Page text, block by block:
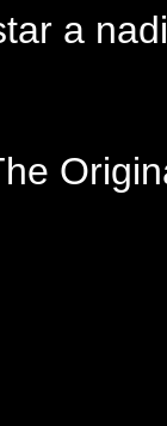
a